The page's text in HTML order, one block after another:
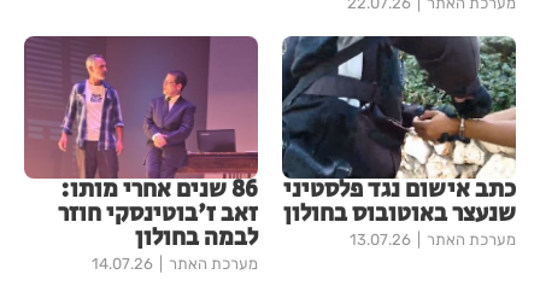
כתב אישום נגד פלסטיני
שנעצר באוטובוס בחולון
מערכת האתר 13.07.26
86 שנים אחרי מותו:
זאב ז'בוטינסקי חוזר
לבמה בחולון
מערכת האתר 14.07.26